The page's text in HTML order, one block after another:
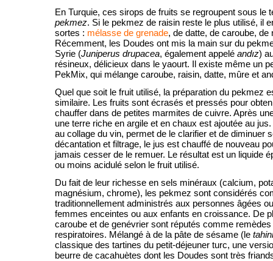
En Turquie, ces sirops de fruits se regroupent sous le
pekmez. Si le pekmez de raisin reste le plus utilisé, il
sortes : mélasse de grenade, de datte, de caroube,
Récemment, les Doudes ont mis la main sur du
Syrie (Juniperus drupacea, également appelé andız)
résineux, délicieux dans le yaourt. Il existe même un
PekMix, qui mélange caroube, raisin, datte, mûre et
Quel que soit le fruit utilisé, la préparation du pekmez
similaire. Les fruits sont écrasés et pressés pour
chauffer dans de petites marmites de cuivre. Après
une terre riche en argile et en chaux est ajoutée au
au collage du vin, permet de le clarifier et de diminuer
décantation et filtrage, le jus est chauffé de nouveau
jamais cesser de le remuer. Le résultat est un liquide
ou moins acidulé selon le fruit utilisé.
Du fait de leur richesse en sels minéraux (calcium,
magnésium, chrome), les pekmez sont considérés
traditionnellement administrés aux personnes âgées
femmes enceintes ou aux enfants en croissance. De
caroube et de genévrier sont réputés comme
respiratoires. Mélangé à de la pâte de sésame (le tahini
classique des tartines du petit-déjeuner turc, une
beurre de cacahuètes dont les Doudes sont très